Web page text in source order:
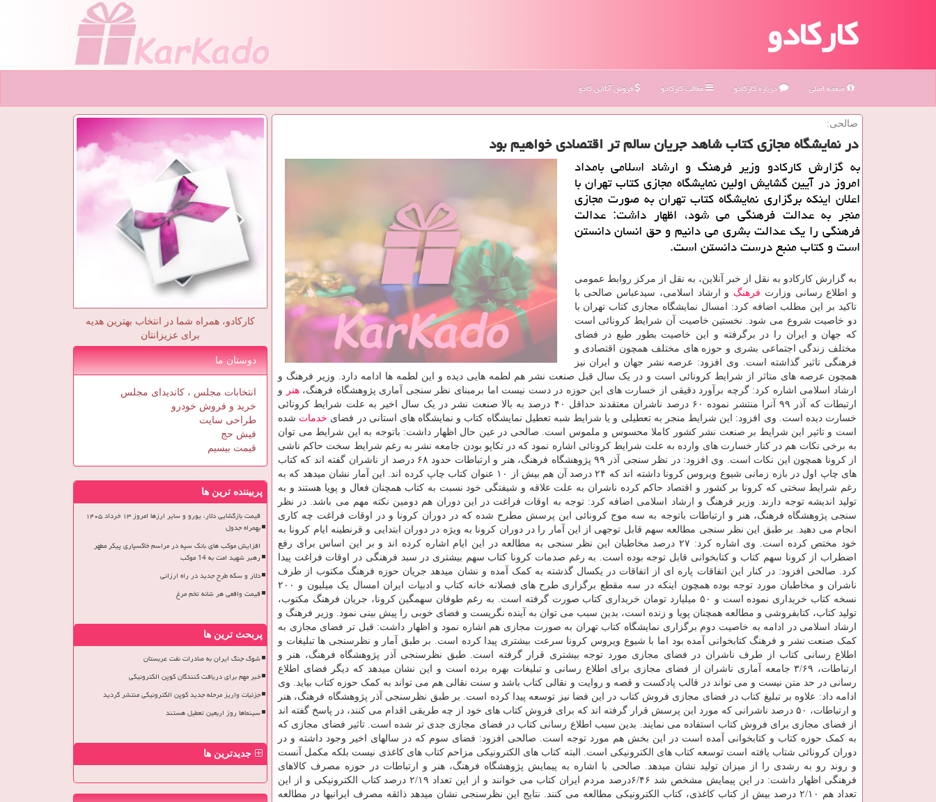
کارکادو
صفحه اصلی درباره كاركادو مطالب كاركادو فروش آنلاین کادو
صالحی:
در نمایشگاه مجازی كتاب شاهد جریان سالم تر اقتصادی خواهیم بود
به گزارش کارکادو وزیر فرهنگ و ارشاد اسلامی بامداد
امروز در آیین گشایش اولین نمایشگاه مجازی کتاب تهران با
اعلان اینکه برگزاری نمایشگاه کتاب تهران به صورت مجازی
منجر به عدالت فرهنگی می شود، اظهار داشت: عدالت
فرهنگی را یک عدالت بشری می دانیم و حق انسان دانستن
است و کتاب منبع درست دانستن است.
به گزارش کارکادو به نقل از خبر آنلاین، به نقل از مرکز روابط عمومی
و اطلاع رسانی وزارت فرهنگ و ارشاد اسلامی، سیدعباس صالحی با
تاکید بر این مطلب اضافه کرد: امسال نمایشگاه مجازی کتاب تهران با
دو خاصیت شروع می شود. نخستین خاصیت آن شرایط کرونائی است
که جهان و ایران را در برگرفته و این خاصیت بطور طبع در فضای
مختلف زندگی اجتماعی بشری و حوزه های مختلف همچون اقتصادی و
فرهنگی تاثیر گذاشته است. وی افزود: عرصه نشر جهان و ایران نیز
همچون عرصه های متاثر از شرایط کرونائی است و در یک سال قبل صنعت نشر هم لطمه هایی دیده و این لطمه ها ادامه دارد. وزیر فرهنگ و
ارشاد اسلامی اشاره کرد: گرچه برآورد دقیقی از خسارت های این حوزه در دست نیست اما برمبنای نظر سنجی آماری پژوهشگاه فرهنگ،هنر
و
ارتبطات که آذر ۹۹ آنرا منتشر نموده ۶۰ درصد ناشران معتقدند حداقل ۴۰ درصد به بالا صنعت نشر در یک سال اخیر به علت شرایط کرونائی
خسارت دیده است. وی افزود: این شرایط منجر به تعطیلی و یا شرایط شبه تعطیل نمایشگاه کتاب و نمایشگاه های استانی در فضای خدمات شده
است و تاثیر این شرایط بر صنعت نشر کشور کاملا محسوس و ملموس است. صالحی در عین حال اظهار داشت: باتوجه به این شرایط می توان
به برخی نکات هم در کنار خسارت های وارده به علت شرایط کرونائی اشاره نمود که در تکاپو بودن جامعه نشر به رغم شرایط سخت حاکم ناشی
از کرونا همچون این نکات است. وی افزود: در نظر سنجی آذر ۹۹ پژوهشگاه فرهنگ، هنر و ارتباطات حدود ۶۸ درصد از ناشران گفته اند که کتاب
های چاپ اول در بازه زمانی شیوع ویروس کرونا داشته اند که ۲۴ درصد آن هم بیش از ۱۰ عنوان کتاب چاپ کرده اند. این آمار نشان میدهد که به
رغم شرایط سختی که کرونا بر کشور و اقتصاد حاکم کرده ناشران به علت علاقه و شیفتگی خود نسبت به کتاب همچنان فعال و پویا هستند و به
تولید اندیشه توجه دارند. وزیر فرهنگ و ارشاد اسلامی اضافه کرد: توجه به اوقات فراغت در این دوران هم دومین نکته مهم می باشد. در نظر
سنجی پژوهشگاه فرهنگ، هنر و ارتباطات باتوجه به سه موج کرونائی این پرسش مطرح شده که در دوران کرونا و در اوقات فراغت چه کاری
انجام می دهید. بر طبق این نظر سنجی مطالعه سهم قابل توجهی از این آمار را در دوران کرونا به ویژه در دوران ابتدایی و قرنطینه ایام کرونا به
خود مختص کرده است. وی اشاره کرد: ۲۷ درصد مخاطبان این نظر سنجی به مطالعه در این ایام اشاره کرده اند و بر این اساس برای رفع
اضطراب از کرونا سهم کتاب و کتابخوانی قابل توجه بوده است. به رغم صدمات کرونا کتاب سهم بیشتری در سبد فرهنگی در اوقات فراغت پیدا
کرد. صالحی افزود: در کنار این اتفاقات پاره ای از اتفاقات در یکسال گذشته به کمک آمده و نشان میدهد جریان حوزه فرهنگ مکتوب از طرف
ناشران و مخاطبان مورد توجه بوده همچون اینکه در سه مقطع برگزاری طرح های فصلانه خانه کتاب و ادبیات ایران امسال یک میلیون و ۲۰۰
نسخه کتاب خریداری نموده است و ۵۰ میلیارد تومان خریداری کتاب صورت گرفته است. به رغم طوفان سهمگین کرونا، جریان فرهنگ مکتوب،
تولید کتاب، کتابفروشی و مطالعه همچنان پویا و زنده است، بدین سبب می توان به آینده نگریست و فضای خوبی را پیش بینی نمود. وزیر فرهنگ و
ارشاد اسلامی در ادامه به خاصیت دوم برگزاری نمایشگاه کتاب تهران به صورت مجازی هم اشاره نمود و اظهار داشت: قبل تر فضای مجازی به
کمک صنعت نشر و فرهنگ کتابخوانی آمده بود اما با شیوع ویروس کرونا سرعت بیشتری پیدا کرده است. بر طبق آمار و نظرسنجی ها تبلیغات و
اطلاع رسانی کتاب از طرف ناشران در فضای مجازی مورد توجه بیشتری قرار گرفته است. طبق نظرسنجی آذر پژوهشگاه فرهنگ، هنر و
ارتباطات، ۳/۶۹ جامعه آماری ناشران از فضای مجازی برای اطلاع رسانی و تبلیغات بهره برده است و این نشان میدهد که دیگر فضای اطلاع
رسانی در حد متن نیست و می تواند در قالب پادکست و قصه و روایت و نقالی کتاب باشد و سنت نقالی هم می تواند به کمک حوزه کتاب بیاید. وی
ادامه داد: علاوه بر تبلیغ کتاب در فضای مجازی فروش کتاب در این فضا نیز توسعه پیدا کرده است. بر طبق نظرسنجی آذر پژوهشگاه فرهنگ، هنر
و ارتباطات، ۵۰ درصد ناشرانی که مورد این پرسش قرار گرفته اند که برای فروش کتاب های خود از چه طریقی اقدام می کنند، در پاسخ گفته اند
از فضای مجازی برای فروش کتاب استفاده می نمایند. بدین سبب اطلاع رسانی کتاب در فضای مجازی جدی تر شده است. تاثیر فضای مجازی که
به کمک حوزه کتاب و کتابخوانی آمده است در این بخش هم مورد توجه است. صالحی افزود: فضای سوم که در سالهای اخیر وجود داشته و در
دوران کرونائی شتاب یافته است توسعه کتاب های الکترونیکی است. البته کتاب های الکترونیکی مزاحم کتاب های کاغذی نیست بلکه مکمل آنست
و روند رو به رشدی را از میزان تولید نشان میدهد. صالحی با اشاره به پیمایش پژوهشگاه فرهنگ، هنر و ارتباطات در حوزه مصرف کالاهای
فرهنگی اظهار داشت: در این پیمایش مشخص شد ۶/۴۶درصد مردم ایران کتاب می خوانند و از این تعداد ۲/۱۹ درصد کتاب الکترونیکی و از این
تعداد هم ۲/۱۰ درصد بیش از کتاب کاغذی، کتاب الکترونیکی مطالعه می کنند. نتایج این نظرسنجی نشان میدهد ذائقه مصرف ایرانیها در مطالعه
کارکادو، همراه شما در انتخاب بهترین هدیه
برای عزیزانتان
دوستان ما
انتخابات مجلس ، کاندیدای مجلس
خرید و فروش خودرو
طراحی سایت
فیش حج
قیمت بیسیم
پربیننده ترین ها
قیمت بازگشایی دلار، یورو و سایر ارزها امروز ۱۳ خرداد ۱۴۰۵
بهمراه جدول
افزایش موکب های بانک سپه در مراسم خاکسپاری پیکر مطهر
رهبر شهید امت به 14 موکب
دلار و سکه طرح جدید در راه ارزانی
قیمت واقعی هر شانه تخم مرغ
پربحث ترین ها
شوک جنگ ایران به صادرات نفت عربستان
خبر مهم برای دریافت کنندگان کوپن الکترونیکی
جزئیات واریز مرحله جدید کوپن الکترونیکی منتشر گردید
سینماها روز اربعین تعطیل هستند
جدیدترین ها